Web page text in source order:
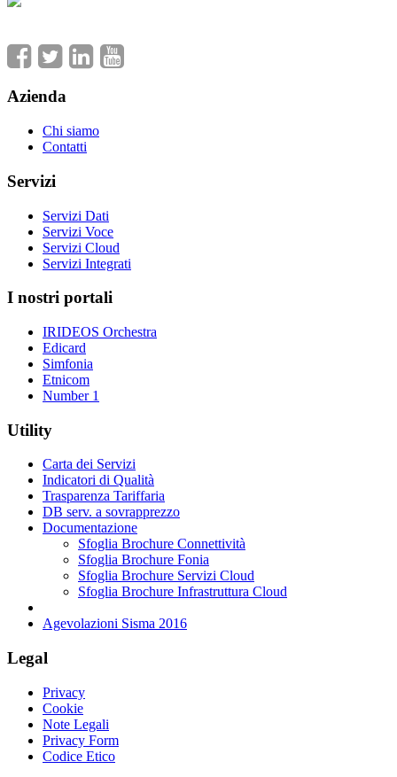
Azienda
Chi siamo
Contatti
Servizi
Servizi Dati
Servizi Voce
Servizi Cloud
Servizi Integrati
I nostri portali
IRIDEOS Orchestra
Edicard
Simfonia
Etnicom
Number 1
Utility
Carta dei Servizi
Indicatori di Qualità
Trasparenza Tariffaria
DB serv. a sovrapprezzo
Documentazione
Sfoglia Brochure Connettività
Sfoglia Brochure Fonia
Sfoglia Brochure Servizi Cloud
Sfoglia Brochure Infrastruttura Cloud
Agevolazioni Sisma 2016
Legal
Privacy
Cookie
Note Legali
Privacy Form
Codice Etico